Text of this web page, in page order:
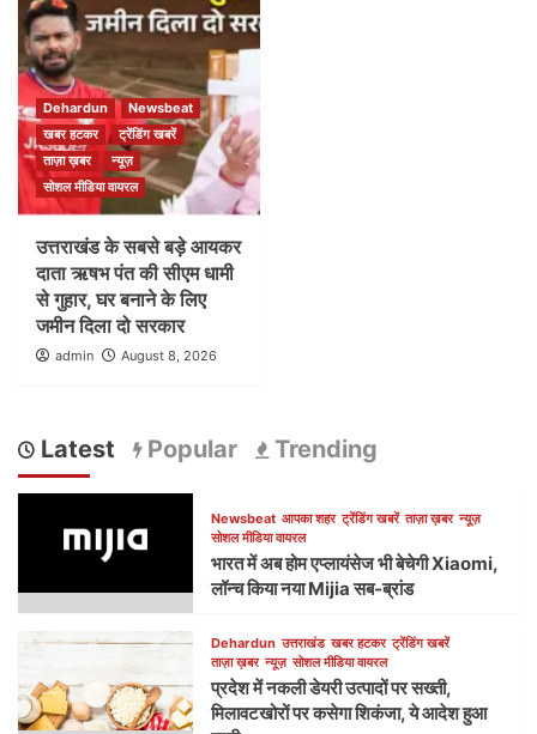
Dehardun
Newsbeat
खबर हटकर
ट्रेंडिंग खबरें
ताज़ा ख़बर
न्यूज़
सोशल मीडिया वायरल
उत्तराखंड के सबसे बड़े आयकर
दाता ऋषभ पंत की सीएम धामी
से गुहार, घर बनाने के लिए
जमीन दिला दो सरकार
admin August 8, 2026
Latest Popular Trending
Newsbeat आपका शहर ट्रेंडिंग खबरें ताज़ा ख़बर न्यूज़
सोशल मीडिया वायरल
भारत में अब होम एप्लायंसेज भी बेचेगी Xiaomi,
लॉन्च किया नया Mijia सब-ब्रांड
Dehardun उत्तराखंड खबर हटकर ट्रेंडिंग खबरें
ताज़ा ख़बर न्यूज़ सोशल मीडिया वायरल
प्रदेश में नकली डेयरी उत्पादों पर सख्ती,
मिलावटखोरों पर कसेगा शिकंजा, ये आदेश हुआ